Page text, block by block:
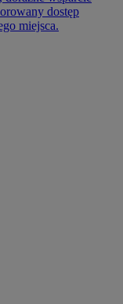
dostęp
miejsca.